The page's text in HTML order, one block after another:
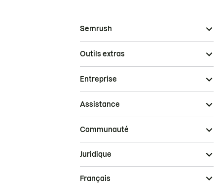
Semrush
Outils extras
Entreprise
Assistance
Communauté
Juridique
Français